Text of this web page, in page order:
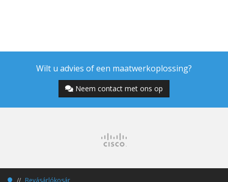
Wilt u advies of een maatwerkoplossing?
Neem contact met ons op
Bevásárlókosár